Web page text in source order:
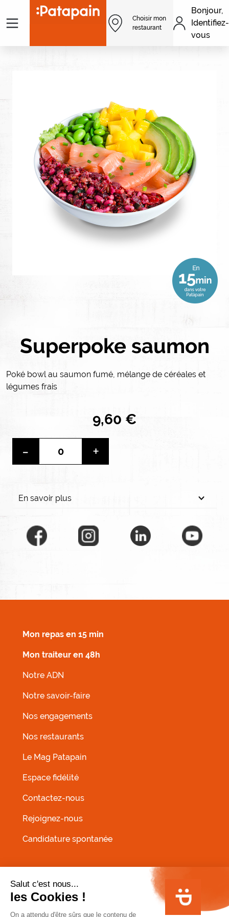
Aller au contenu principal
Menu
Choisir mon
restaurant
Bonjour,
Identifiez-
vous
Superpoke saumon
Poké bowl au saumon fumé, mélange de céréales et
légumes frais
9,60 €
- +
En savoir plus
Mon repas en 15 min
Mon traiteur en 48h
Notre ADN
Notre savoir-faire
Nos engagements
Nos restaurants
Le Mag Patapain
Espace fidélité
Contactez-nous
Rejoignez-nous
Candidature spontanée
MENU PIED DE PAGE
Conditions Générales de Vente